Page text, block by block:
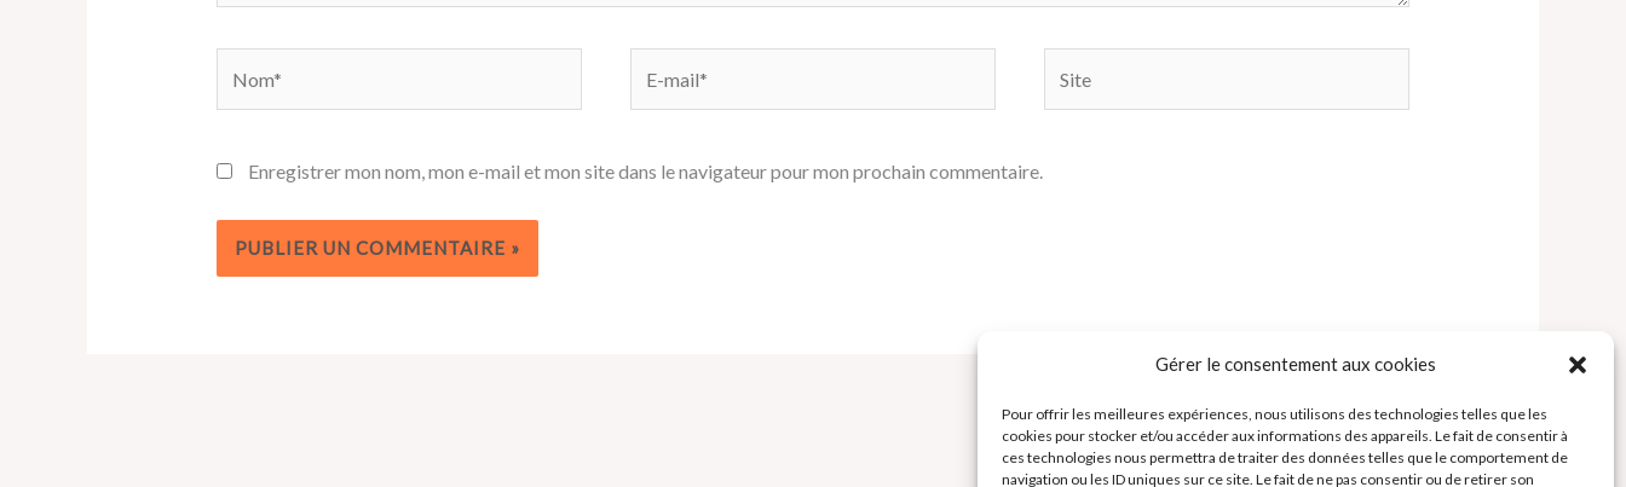
Gérer le consentement aux cookies
Pour offrir les meilleures expériences, nous utilisons des technologies telles que les
cookies pour stocker et/ou accéder aux informations des appareils. Le fait de consentir à
ces technologies nous permettra de traiter des données telles que le comportement de
navigation ou les ID uniques sur ce site. Le fait de ne pas consentir ou de retirer son
mail*
Enregistrer mon nom, mon e-mail et mon site dans le navigateur pour mon prochain commentaire.